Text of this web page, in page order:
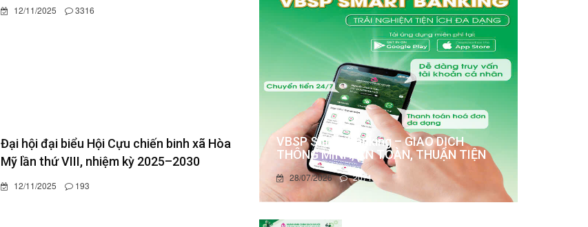
12/11/2025 3316
Đại hội đại biểu Hội Cựu chiến binh xã Hòa
Mỹ lần thứ VIII, nhiệm kỳ 2025–2030
12/11/2025 193
VBSP Smart Banking – GIAO DỊCH
THÔNG MINH, AN TOÀN, THUẬN TIỆN
28/07/2026 2071